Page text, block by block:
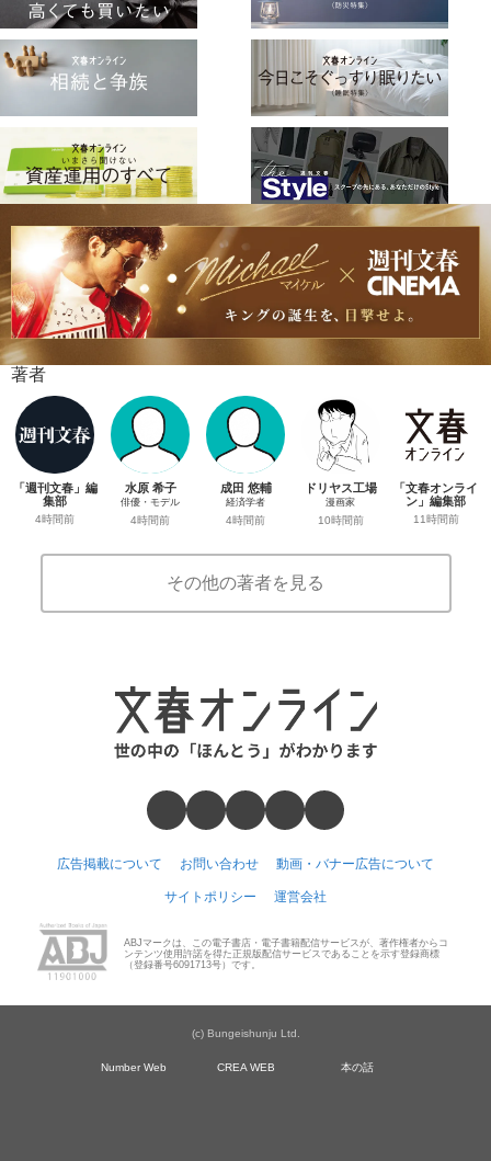
著者
「週刊文春」編
集部
4時間前
水原 希子
俳優・モデル
4時間前
成田 悠輔
経済学者
4時間前
ドリヤス工場
漫画家
10時間前
「文春オンライ
ン」編集部
11時間前
その他の著者を見る
広告掲載について お問い合わせ 動画・バナー広告について
サイトポリシー 運営会社
ABJマークは、この電子書店・電子書籍配信サービスが、著作権者からコ
ンテンツ使用許諾を得た正規版配信サービスであることを示す登録商標
（登録番号6091713号）です。
(c) Bungeishunju Ltd.
Number Web CREA WEB 本の話